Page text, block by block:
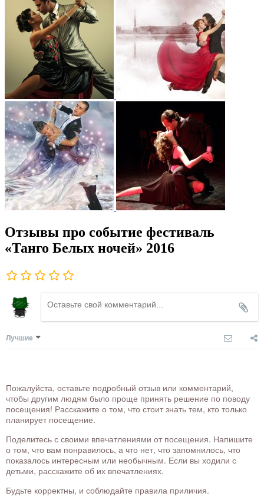
Отзывы про событие фестиваль
«Танго Белых ночей» 2016
Лучшие
Пожалуйста, оставьте подробный отзыв или комментарий,
чтобы другим людям было проще принять решение по поводу
посещения! Расскажите о том, что стоит знать тем, кто только
планирует посещение.
Поделитесь с своими впечатлениями от посещения. Напишите
о том, что вам понравилось, а что нет, что запомнилось, что
показалось интересным или необычным. Если вы ходили с
детьми, расскажите об их впечатлениях.
Будьте корректны, и соблюдайте правила приличия.